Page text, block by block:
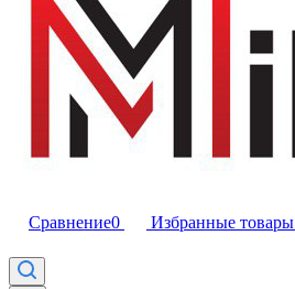
Сравнение0 Избранные товары